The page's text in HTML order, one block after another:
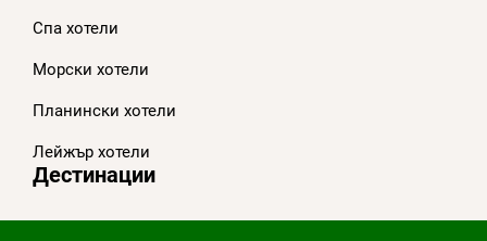
Спа хотели
Морски хотели
Планински хотели
Лейжър хотели
Дестинации